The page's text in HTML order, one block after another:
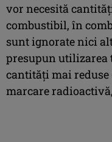
vor necesită
combustibil, în
sunt ignorate nici
presupun
cantități mai
marcare